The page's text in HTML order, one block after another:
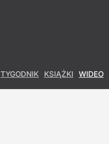
TYGODNIK KSIĄŻKI WIDEO